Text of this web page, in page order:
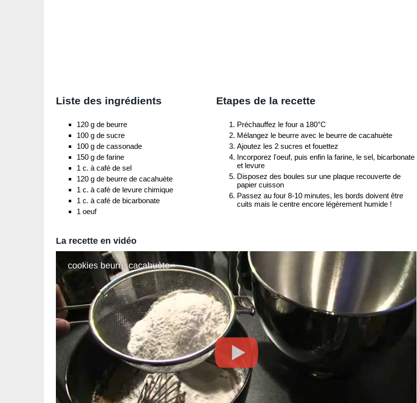
Liste des ingrédients
120 g de beurre
100 g de sucre
100 g de cassonade
150 g de farine
1 c. à café de sel
120 g de beurre de cacahuète
1 c. à café de levure chimique
1 c. à café de bicarbonate
1 oeuf
Etapes de la recette
Préchauffez le four a 180°C
Mélangez le beurre avec le beurre de cacahuète
Ajoutez les 2 sucres et fouettez
Incorporez l'oeuf, puis enfin la farine, le sel, bicarbonate
et levure
Disposez des boules sur une plaque recouverte de
papier cuisson
Passez au four 8-10 minutes, les bords doivent être
cuits mais le centre encore légèrement humide !
La recette en vidéo
cookies beurre cacahuète